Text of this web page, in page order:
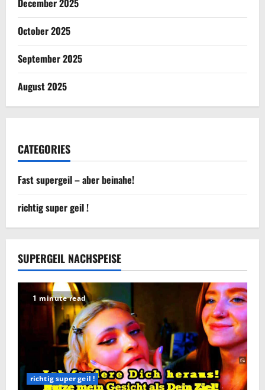
December 2025
October 2025
September 2025
August 2025
CATEGORIES
Fast supergeil – aber beinahe!
richtig super geil !
SUPERGEIL NACHSPEISE
1 minute read
richtig super geil !